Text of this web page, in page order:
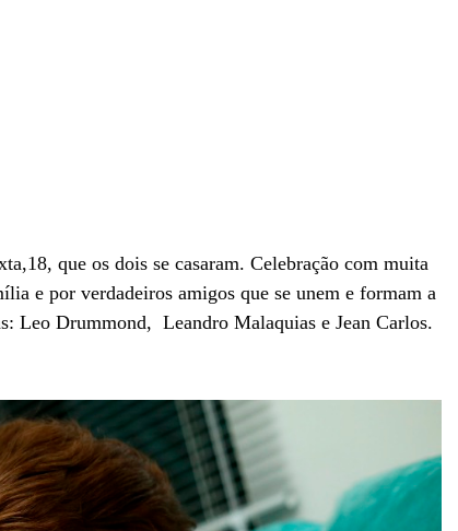
que os dois se casaram. Celebração com muita
e por verdadeiros amigos que se unem e formam a
Leo Drummond, Leandro Malaquias e Jean Carlos.